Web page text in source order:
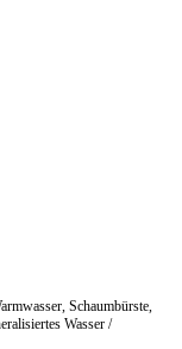
Schaumbürste,
Wasser /